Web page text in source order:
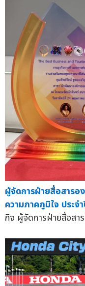
ผู้จัดการฝ่ายสื่อสารอ
ความภาคภูมิใจ ประจ
กิจ ผู้จัดการฝ่ายสื่อสา